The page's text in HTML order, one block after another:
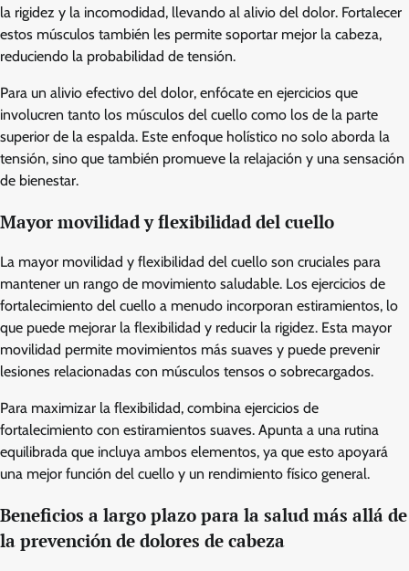
la rigidez y la incomodidad, llevando al alivio del dolor. Fortalecer
estos músculos también les permite soportar mejor la cabeza,
reduciendo la probabilidad de tensión.
Para un alivio efectivo del dolor, enfócate en ejercicios que
involucren tanto los músculos del cuello como los de la parte
superior de la espalda. Este enfoque holístico no solo aborda la
tensión, sino que también promueve la relajación y una sensación
de bienestar.
Mayor movilidad y flexibilidad del cuello
La mayor movilidad y flexibilidad del cuello son cruciales para
mantener un rango de movimiento saludable. Los ejercicios de
fortalecimiento del cuello a menudo incorporan estiramientos, lo
que puede mejorar la flexibilidad y reducir la rigidez. Esta mayor
movilidad permite movimientos más suaves y puede prevenir
lesiones relacionadas con músculos tensos o sobrecargados.
Para maximizar la flexibilidad, combina ejercicios de
fortalecimiento con estiramientos suaves. Apunta a una rutina
equilibrada que incluya ambos elementos, ya que esto apoyará
una mejor función del cuello y un rendimiento físico general.
Beneficios a largo plazo para la salud más allá de
la prevención de dolores de cabeza